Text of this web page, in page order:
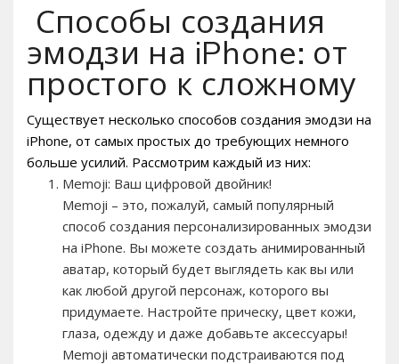
️ Способы создания
эмодзи на iPhone: от
простого к сложному
Существует несколько способов создания эмодзи на
iPhone, от самых простых до требующих немного
больше усилий. Рассмотрим каждый из них:
Memoji: Ваш цифровой двойник!
Memoji – это, пожалуй, самый популярный
способ создания персонализированных эмодзи
на iPhone. Вы можете создать анимированный
аватар, который будет выглядеть как вы или
как любой другой персонаж, которого вы
придумаете. Настройте прическу, цвет кожи,
глаза, одежду и даже добавьте аксессуары!
Memoji автоматически подстраиваются под